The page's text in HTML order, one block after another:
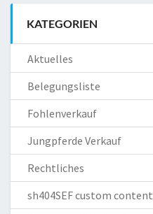
KATEGORIEN
Aktuelles
Belegungsliste
Fohlenverkauf
Jungpferde Verkauf
Rechtliches
sh404SEF custom content